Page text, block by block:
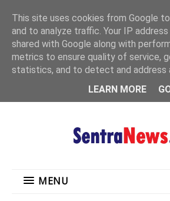
MENU
This site uses cookies from Google
and to analyze traffic. Your IP
shared with Google along with
metrics to ensure quality of service,
statistics, and to detect and address
LEARN MORE